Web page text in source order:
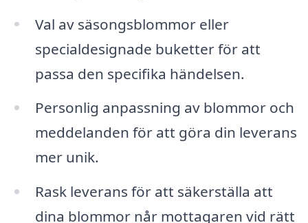
Val av säsongsblommor eller
specialdesignade buketter för att
passa den specifika händelsen.
Personlig anpassning av blommor och
meddelanden för att göra din leverans
mer unik.
Rask leverans för att säkerställa att
dina blommor når mottagaren vid rätt